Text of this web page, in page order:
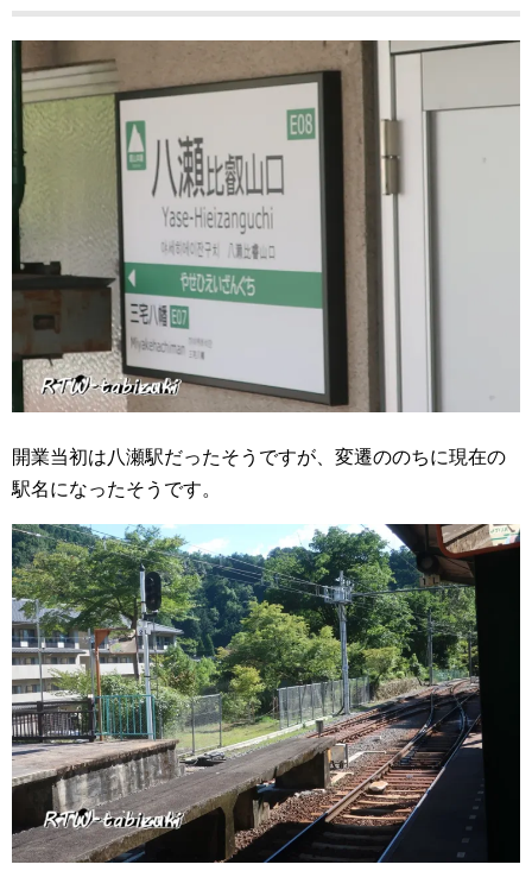
開業当初は八瀬駅だったそうですが、変遷ののちに現在の
駅名になったそうです。